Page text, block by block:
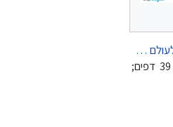
ברוכים הבאים לעולם הVUCA.pdf
1,500 × 843, 39 דפים;